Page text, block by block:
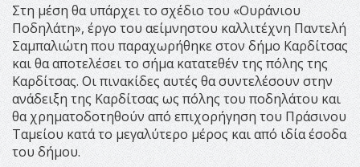
Στη μέση θα υπάρχει το σχέδιο του «Ουράνιου
Ποδηλάτη», έργο του αείμνηστου καλλιτέχνη Παντελή
Σαμπαλιώτη που παραχωρήθηκε στον δήμο Καρδίτσας
και θα αποτελέσει το σήμα κατατεθέν της πόλης της
Καρδίτσας. Οι πινακίδες αυτές θα συντελέσουν στην
ανάδειξη της Καρδίτσας ως πόλης του ποδηλάτου και
θα χρηματοδοτηθούν από επιχορήγηση του Πράσινου
Ταμείου κατά το μεγαλύτερο μέρος και από ιδία έσοδα
του δήμου.